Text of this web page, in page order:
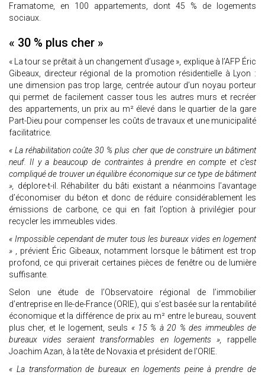
Framatome, en 100 appartements, dont 45 % de logements
sociaux.
« 30 % plus cher »
« La tour se prêtait à un changement d’usage », explique à l’AFP Éric
Gibeaux, directeur régional de la promotion résidentielle à Lyon :
une dimension pas trop large, centrée autour d’un noyau porteur
qui permet de facilement casser tous les autres murs et recréer
des appartements, un prix au m² élevé dans le quartier de la gare
Part-Dieu pour compenser les coûts de travaux et une municipalité
facilitatrice.
« La réhabilitation coûte 30 % plus cher que de construire un bâtiment
neuf. Il y a beaucoup de contraintes à prendre en compte et c’est
compliqué de trouver un équilibre économique sur ce type de bâtiment
», déplore-t-il. Réhabiliter du bâti existant a néanmoins l’avantage
d’économiser du béton et donc de réduire considérablement les
émissions de carbone, ce qui en fait l’option à privilégier pour
recycler les immeubles vides.
« Impossible cependant de muter tous les bureaux vides en logement
» , prévient Éric Gibeaux, notamment lorsque le bâtiment est trop
profond, ce qui priverait certaines pièces de fenêtre ou de lumière
suffisante.
Selon une étude de l’Observatoire régional de l’immobilier
d’entreprise en Ile-de-France (ORIE), qui s’est basée sur la rentabilité
économique et la différence de prix au m² entre le bureau, souvent
plus cher, et le logement, seuls « 15 % à 20 % des immeubles de
bureaux vides seraient transformables en logements », rappelle
Joachim Azan, à la tête de Novaxia et président de l’ORIE.
« La transformation de bureaux en logements peine à prendre de